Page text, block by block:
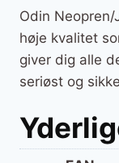
Odin
høje kvalitet
giver dig alle
seriøst og